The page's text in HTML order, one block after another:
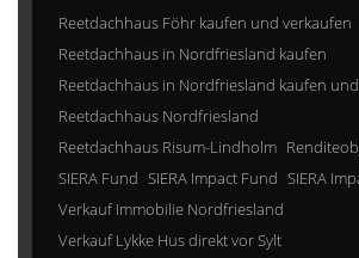
Reetdachhaus Föhr kaufen und verkaufen
Reetdachhaus in Nordfriesland kaufen
Reetdachhaus in Nordfriesland kaufen
Reetdachhaus Nordfriesland
Reetdachhaus Risum-Lindholm
SIERA Fund SIERA Impact Fund SIERA
Verkauf Immobilie Nordfriesland
Verkauf Lykke Hus direkt vor Sylt